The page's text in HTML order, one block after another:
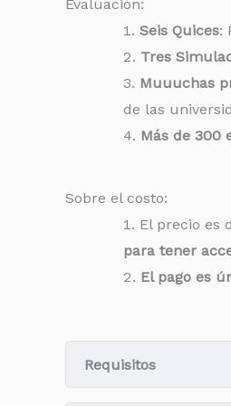
Evaluación:
Seis Quices:
Tres
Muuuchas
de las
Más de 300
Sobre el costo:
El precio es
para tener
El pago es
Requisitos